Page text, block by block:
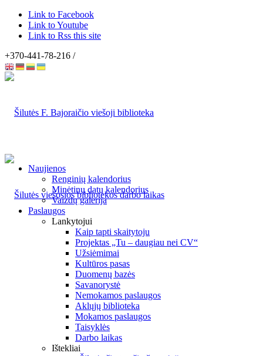
Link to Facebook
Link to Youtube
Link to Rss this site
+370-441-78-216 /
Naujienos
Renginių kalendorius
Minėtinų datų kalendorius
Vaizdų galerija
Paslaugos
Lankytojui
Kaip tapti skaitytoju
Projektas „Tu – daugiau nei CV“
Užsiėmimai
Kultūros pasas
Duomenų bazės
Savanorystė
Nemokamos paslaugos
Aklųjų biblioteka
Mokamos paslaugos
Taisyklės
Darbo laikas
Ištekliai